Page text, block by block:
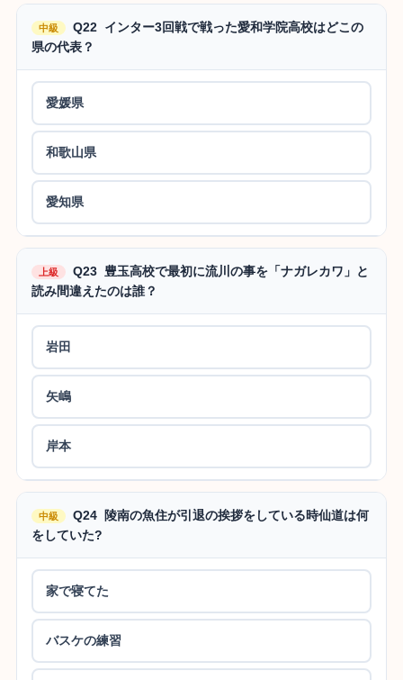
中級
Q22 インター3回戦で戦った愛和学院高校はどこの
県の代表？
愛媛県
和歌山県
愛知県
上級
Q23 豊玉高校で最初に流川の事を「ナガレカワ」と
読み間違えたのは誰？
岩田
矢嶋
岸本
中級
Q24 陵南の魚住が引退の挨拶をしている時仙道は何
をしていた?
家で寝てた
バスケの練習